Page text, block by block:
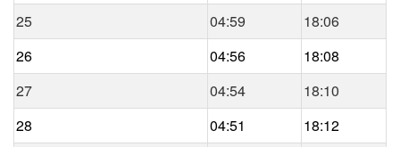
25
04:59
18:06
26
04:56
18:08
27
04:54
18:10
28
04:51
18:12